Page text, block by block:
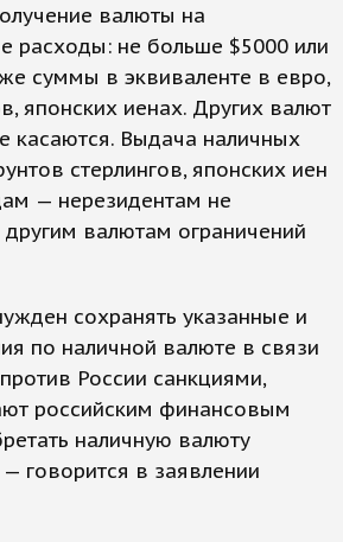
валюты на
расходы: не больше $5000 или
суммы в эквиваленте в евро,
японских иенах. Других валют
касаются. Выдача наличных
стерлингов, японских иен
— нерезидентам не
валютам ограничений
сохранять указанные и
по наличной валюте в связи
России санкциями,
российским финансовым
наличную валюту
говорится в заявлении